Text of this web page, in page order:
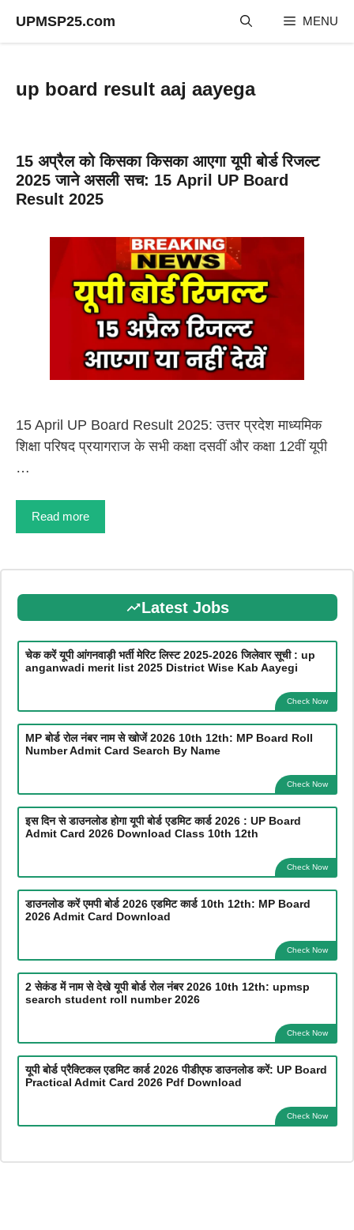
UPMSP25.com MENU
up board result aaj aayega
15 अप्रैल को किसका किसका आएगा यूपी बोर्ड रिजल्ट
2025 जाने असली सच: 15 April UP Board
Result 2025
15 April UP Board Result 2025: उत्तर प्रदेश माध्यमिक
शिक्षा परिषद प्रयागराज के सभी कक्षा दसवीं और कक्षा 12वीं यूपी
…
Read more
Latest Jobs
चेक करें यूपी आंगनवाड़ी भर्ती मेरिट लिस्ट 2025-2026 जिलेवार सूची : up
anganwadi merit list 2025 District Wise Kab Aayegi
Check Now
MP बोर्ड रोल नंबर नाम से खोजें 2026 10th 12th: MP Board Roll
Number Admit Card Search By Name
Check Now
इस दिन से डाउनलोड होगा यूपी बोर्ड एडमिट कार्ड 2026 : UP Board
Admit Card 2026 Download Class 10th 12th
Check Now
डाउनलोड करें एमपी बोर्ड 2026 एडमिट कार्ड 10th 12th: MP Board
2026 Admit Card Download
Check Now
2 सेकंड में नाम से देखे यूपी बोर्ड रोल नंबर 2026 10th 12th: upmsp
search student roll number 2026
Check Now
यूपी बोर्ड प्रैक्टिकल एडमिट कार्ड 2026 पीडीएफ डाउनलोड करें: UP Board
Practical Admit Card 2026 Pdf Download
Check Now